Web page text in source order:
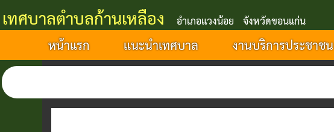
เทศบาลตำบลก้านเหลือง อำเภอแวงน้อย จังหวัดขอนแก่น
หน้าแรก แนะนำเทศบาล งานบริการประชาชน